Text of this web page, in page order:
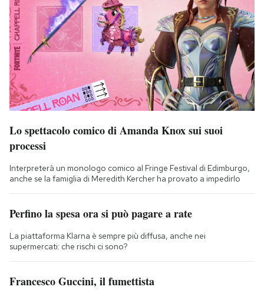
Lo spettacolo comico di Amanda Knox sui suoi
processi
Interpreterà un monologo comico al Fringe Festival di Edimburgo,
anche se la famiglia di Meredith Kercher ha provato a impedirlo
Perfino la spesa ora si può pagare a rate
La piattaforma Klarna è sempre più diffusa, anche nei
supermercati: che rischi ci sono?
Francesco Guccini, il fumettista